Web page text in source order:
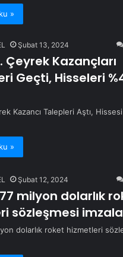
»
Şubat 13, 2024
Çeyrek Kazançları
Geçti, Hisseleri
Kazancı Talepleri Aştı,
»
Şubat 12, 2024
milyon dolarlık
sözleşmesi
dolarlık roket hizmetleri